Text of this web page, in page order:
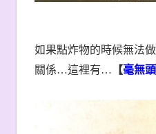
如果點炸物的時候無法
關係…這裡有… 【毫無